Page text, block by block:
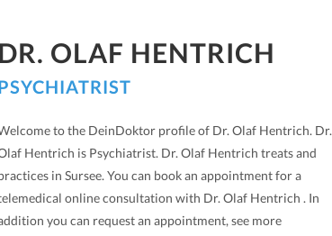
DR. OLAF HENTRICH
to the DeinDoktor profile of Dr. Olaf Hentrich. Dr.
Hentrich is Psychiatrist. Dr. Olaf Hentrich treats and
in Sursee. You can book an appointment for a
online consultation with Dr. Olaf Hentrich . In
you can request an appointment, see more